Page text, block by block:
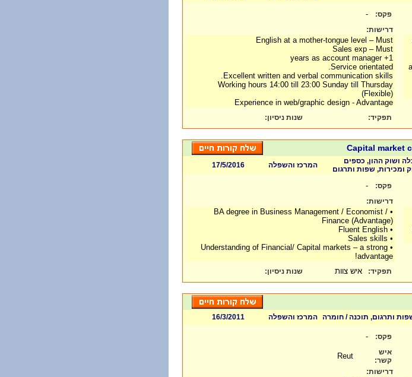
פקס: -
דרישות:
English at a mother-tongue level – Must
Sales exp – Must
1+ years as account manager
Service orientated.
Excellent written and verbal communication skills.
Working hours 14:00 till 23:00 Sunday till Thursday
(Flexible)
Experience in web/graphic design - Advantage
תפקיד: שנות ניסיון:
Capital market
ושוק ההון, כספים
ומכירות, שפות ותרגום
המרכז והשפלה
17/5/2016
פקס: -
דרישות:
• BA degree in Business Management / Economist /
Finance (Advantage)
• Fluent English
• Sales skills
• Understanding of Financial/ Capital markets – a strong
advantage!
תפקיד: איש צוות שנות ניסיון:
ותרגום, תוכנה / חומרה המרכז והשפלה
16/3/2011
פקס: -
איש
קשר:
דרישות: